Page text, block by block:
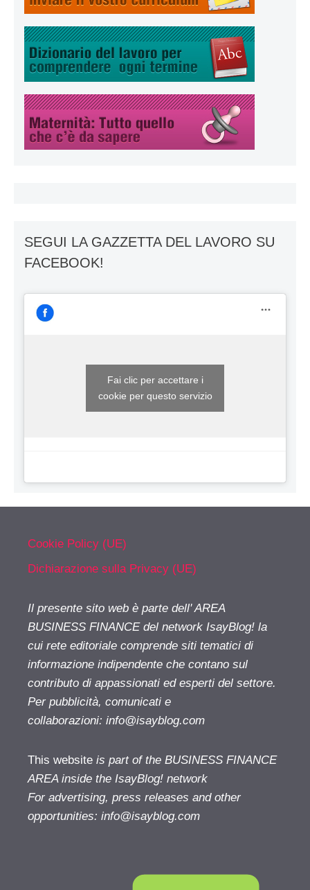
SEGUI LA GAZZETTA DEL LAVORO SU
FACEBOOK!
Fai clic per accettare i
cookie per questo servizio
Cookie Policy (UE)
Dichiarazione sulla Privacy (UE)
Il presente sito web è parte dell' AREA
BUSINESS FINANCE del network IsayBlog! la
cui rete editoriale comprende siti tematici di
informazione indipendente che contano sul
contributo di appassionati ed esperti del settore.
Per pubblicità, comunicati e
collaborazioni: info@isayblog.com
This website is part of the BUSINESS FINANCE
AREA inside the IsayBlog! network
For advertising, press releases and other
opportunities: info@isayblog.com